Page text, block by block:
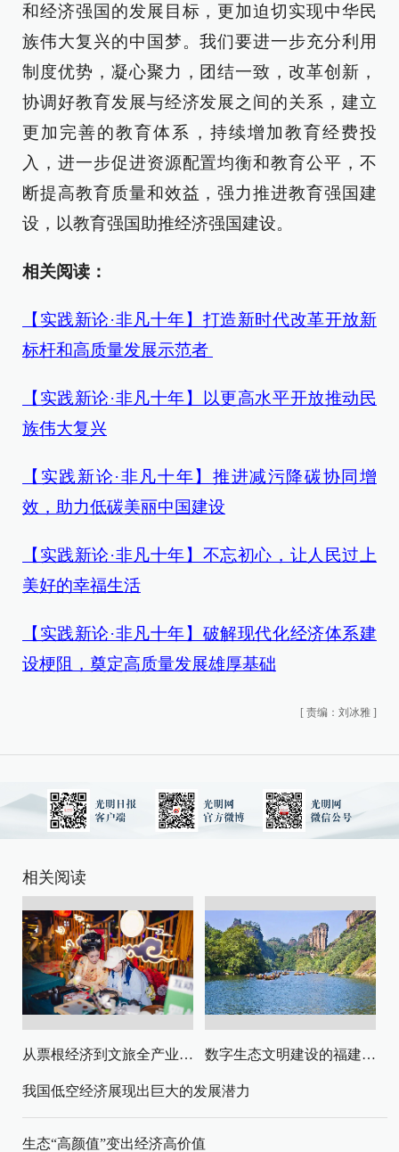
和经济强国的发展目标，更加迫切实现中华民
族伟大复兴的中国梦。我们要进一步充分利用
制度优势，凝心聚力，团结一致，改革创新，
协调好教育发展与经济发展之间的关系，建立
更加完善的教育体系，持续增加教育经费投
入，进一步促进资源配置均衡和教育公平，不
断提高教育质量和效益，强力推进教育强国建
设，以教育强国助推经济强国建设。
相关阅读：
【实践新论·非凡十年】打造新时代改革开放新
标杆和高质量发展示范者
【实践新论·非凡十年】以更高水平开放推动民
族伟大复兴
【实践新论·非凡十年】推进减污降碳协同增
效，助力低碳美丽中国建设
【实践新论·非凡十年】不忘初心，让人民过上
美好的幸福生活
【实践新论·非凡十年】破解现代化经济体系建
设梗阻，奠定高质量发展雄厚基础
[ 责编：刘冰雅 ]
相关阅读
从票根经济到文旅全产业链升级 数字生态文明建设的福建路径与启示
我国低空经济展现出巨大的发展潜力
生态“高颜值”变出经济高价值